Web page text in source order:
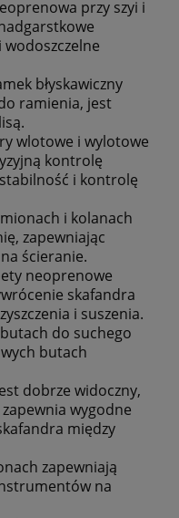
przy szyi i
błyskawiczny
ramienia, jest
wlotowe i wylotowe
kontrolę
i kontrolę
i kolanach
zapewniając
ścieranie.
neoprenowe
skafandra
i suszenia.
do suchego
butach
dobrze widoczny,
wygodne
między
zapewniają
na